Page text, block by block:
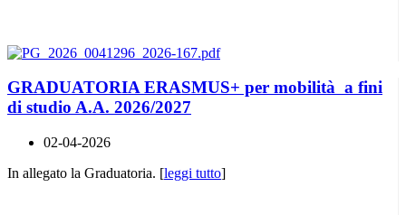
GRADUATORIA ERASMUS+ per mobilità a fini
di studio A.A. 2026/2027
02-04-2026
In allegato la Graduatoria. [leggi tutto]